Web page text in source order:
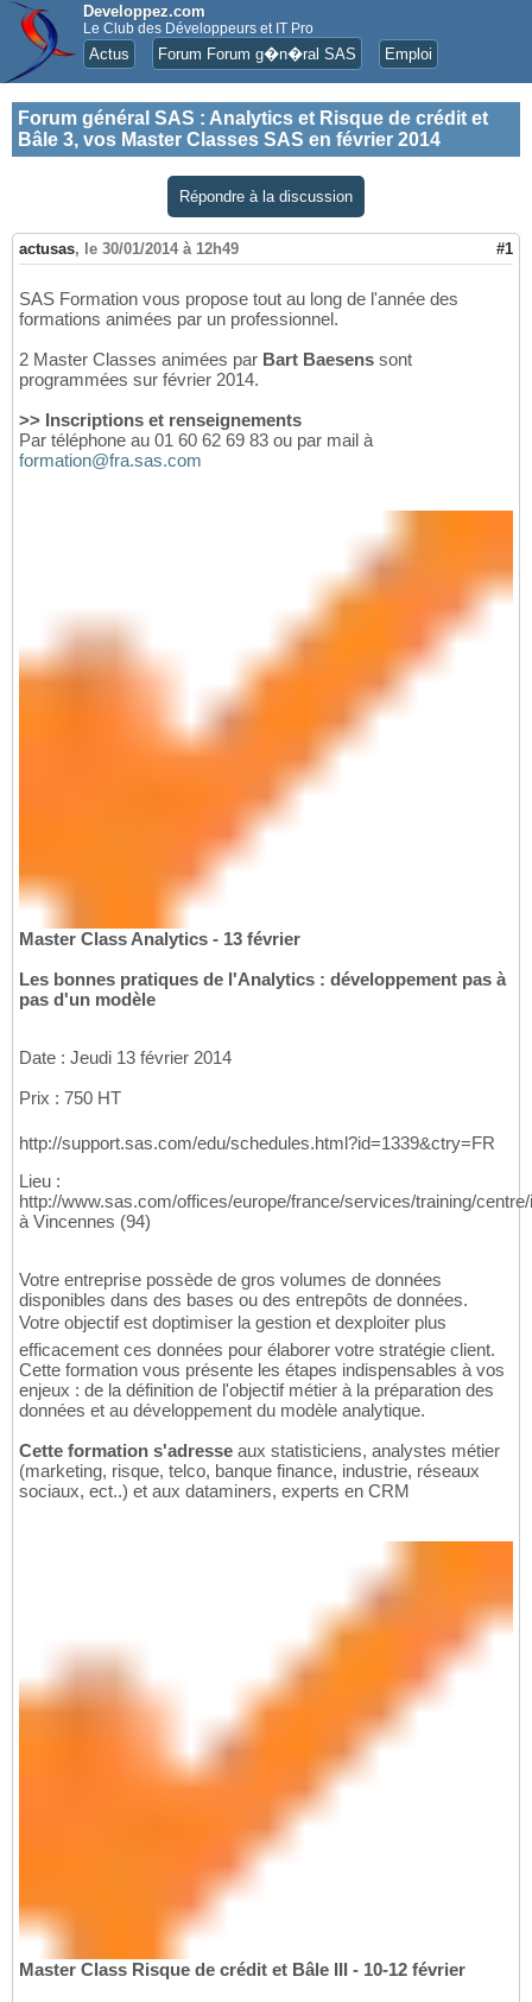
Developpez.com
Le Club des Développeurs et IT Pro
Actus Forum Forum g�n�ral SAS Emploi
Forum général SAS : Analytics et Risque de crédit et
Bâle 3, vos Master Classes SAS en février 2014
Répondre à la discussion
actusas, le 30/01/2014 à 12h49 #1
SAS Formation vous propose tout au long de l'année des
formations animées par un professionnel.
2 Master Classes animées par Bart Baesens sont
programmées sur février 2014.
>> Inscriptions et renseignements
Par téléphone au 01 60 62 69 83 ou par mail à
formation@fra.sas.com
Master Class Analytics - 13 février
Les bonnes pratiques de l'Analytics : développement pas à
pas d'un modèle
Date : Jeudi 13 février 2014
Prix : 750 HT
http://support.sas.com/edu/schedules.html?id=1339&ctry=FR
Lieu :
http://www.sas.com/offices/europe/france/services/training/
à Vincennes (94)
Votre entreprise possède de gros volumes de données
disponibles dans des bases ou des entrepôts de données.
Votre objectif est doptimiser la gestion et dexploiter plus
efficacement ces données pour élaborer votre stratégie client.
Cette formation vous présente les étapes indispensables à vos
enjeux : de la définition de l'objectif métier à la préparation des
données et au développement du modèle analytique.
Cette formation s'adresse aux statisticiens, analystes métier
(marketing, risque, telco, banque finance, industrie, réseaux
sociaux, ect..) et aux dataminers, experts en CRM
Master Class Risque de crédit et Bâle III - 10-12 février